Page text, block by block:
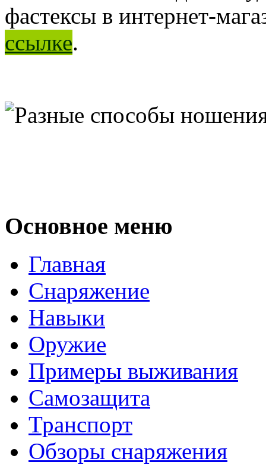
фастексы в интернет-
ссылке.
Основное меню
Главная
Снаряжение
Навыки
Оружие
Примеры выживания
Самозащита
Транспорт
Обзоры снаряжения